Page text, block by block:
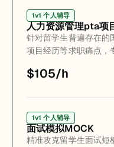
读各大央国企岗位权责
赛道红利与行业前景，
期规划，精准规避择业
最强、稳定性最优的优
1v1 个人辅导
人力资源管理pta项
针对留学生普遍存在的
项目经历等求职痛点，
训项目，全覆盖人力
盖人力资源规划、企业
程干货实操、循序渐进
浸式吃透国内本土化
场适配缺口。实训末期
$105/h
1v1 个人辅导
面试模拟MOCK
精准攻克留学生面试短